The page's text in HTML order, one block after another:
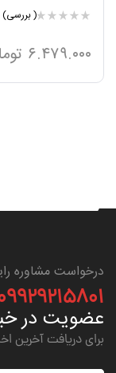
( بررسی)
۶.۴۷۹.۰۰۰
درخواست مشاوره
عضویت در
برای دریافت آخرین